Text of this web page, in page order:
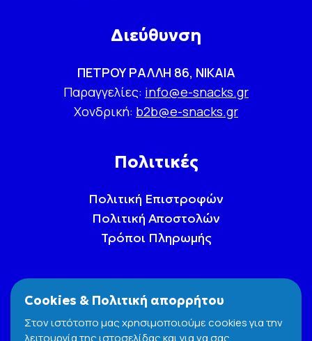
Διεύθυνση
ΠΕΤΡΟΥ ΡΑΛΛΗ 86, ΝΙΚΑΙΑ
Παραγγελίες: info@e-snacks.gr
Χονδρική: b2b@e-snacks.gr
Πολιτικές
Πολιτική Επιστροφών
Πολιτική Αποστολών
Τρόποι Πληρωμής
Cookies & Πολιτική απορρήτου
Στον ιστότοπο μας χρησιμοποιούμε cookies για την
λειτουργία της ιστοσελίδας και για να σας